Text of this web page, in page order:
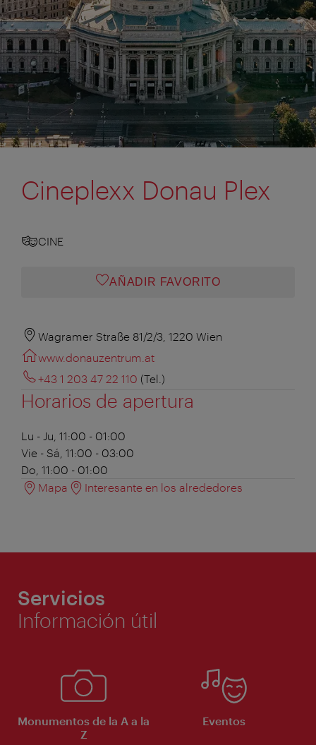
Cineplexx Donau Plex
CINE
AÑADIR FAVORITO
Wagramer Straße 81/2/3, 1220 Wien
www.donauzentrum.at
+43 1 203 47 22 110 (Tel.)
Horarios de apertura
Lu - Ju, 11:00 - 01:00
Vie - Sá, 11:00 - 03:00
Do, 11:00 - 01:00
Mapa
Interesante en los alrededores
Servicios
Información útil
Monumentos de la A a la
Z
Eventos